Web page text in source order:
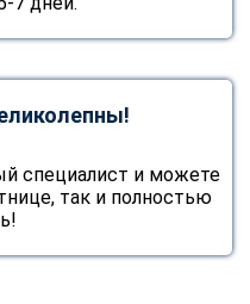
специалист и можете
так и полностью